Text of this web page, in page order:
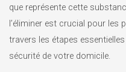
que représente cette
l’éliminer est crucial pour les
travers les étapes
sécurité de votre domicile.